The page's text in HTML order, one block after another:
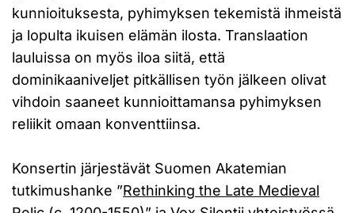
kunnioituksesta, pyhimyksen tekemistä ihmeistä
ja lopulta ikuisen elämän ilosta. Translaation
lauluissa on myös iloa siitä, että
dominikaaniveljet pitkällisen työn jälkeen olivat
vihdoin saaneet kunnioittamansa pyhimyksen
reliikit omaan konventtiinsa.
Konsertin järjestävät Suomen Akatemian
tutkimushanke ”Rethinking the Late Medieval